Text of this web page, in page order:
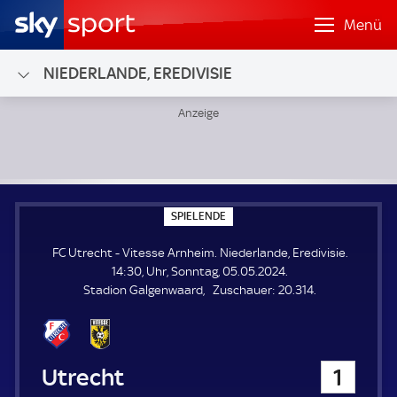
Menü
NIEDERLANDE, EREDIVISIE
SPIELENDE
P
E
L
E
N
FC Utrecht - Vitesse Arnheim. Niederlande, Eredivisie.
14:30, Uhr, Sonntag, 05.05.2024.
Stadion Galgenwaard
Zuschauer: Z
20.314.
FC Utrecht 1